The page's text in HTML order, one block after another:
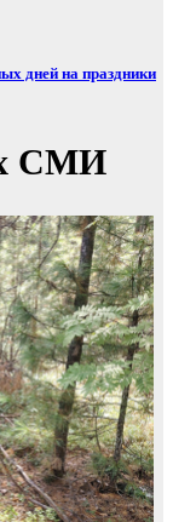
дней на праздники